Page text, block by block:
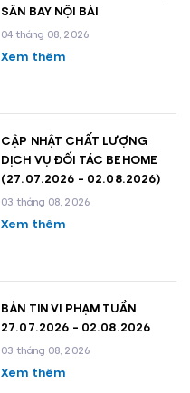
SÂN BAY NỘI BÀI
04 tháng 08, 2026
Xem thêm
CẬP NHẬT CHẤT LƯỢNG
DỊCH VỤ ĐỐI TÁC BEHOME
(27.07.2026 - 02.08.2026)
03 tháng 08, 2026
Xem thêm
BẢN TIN VI PHẠM TUẦN
27.07.2026 - 02.08.2026
03 tháng 08, 2026
Xem thêm